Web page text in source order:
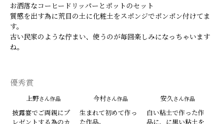
お洒落なコーヒードリッパーとポットのセット
質感を出す為に荒目の土に化粧土をスポンジでポンポン付けてま
す。
古い民家のような佇まい、使うのが毎回楽しみになっちゃいます
ね。
優秀賞
上野さん作品
披露宴でご両親にプ
レゼントする為のカ
今村さん作品
生まれて初めて作っ
た作品。
安久さん作品
白い粘土で作った作
品に、に黒い粘土を